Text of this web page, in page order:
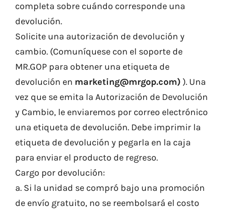
completa sobre cuándo corresponde una
devolución.
Solicite una autorización de devolución y
cambio. (Comuníquese con el soporte de
MR.GOP para obtener una etiqueta de
devolución en marketing@mrgop.com) ). Una
vez que se emita la Autorización de Devolución
y Cambio, le enviaremos por correo electrónico
una etiqueta de devolución. Debe imprimir la
etiqueta de devolución y pegarla en la caja
para enviar el producto de regreso.
Cargo por devolución:
a. Si la unidad se compró bajo una promoción
de envío gratuito, no se reembolsará el costo